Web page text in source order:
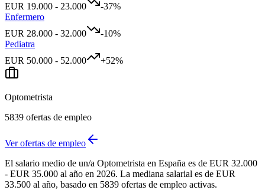
EUR 19.000 - 23.000 -37%
Enfermero
EUR 28.000 - 32.000 -10%
Pediatra
EUR 50.000 - 52.000 +52%
Optometrista
5839 ofertas de empleo
Ver ofertas de empleo
El salario medio de un/a Optometrista en España es de EUR 32.000
- EUR 35.000 al año en 2026. La mediana salarial es de EUR
33.500 al año, basado en 5839 ofertas de empleo activas.